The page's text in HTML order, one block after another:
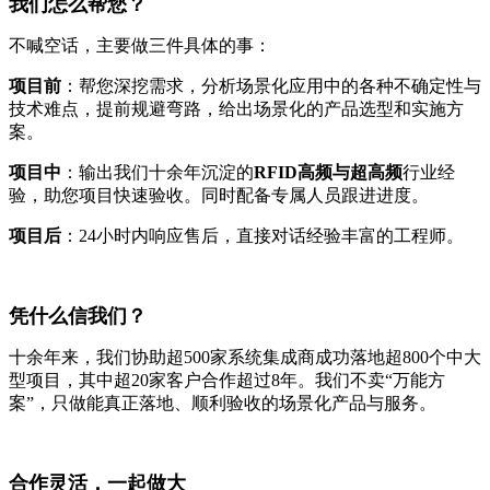
不喊空话，主要做三件具体的事：
项目前 ：帮您深挖需求，分析场景化应用中的各种不确定性与
技术难点，提前规避弯路，给出场景化的产品选型和实施方
案。
项目中 ：输出我们十余年沉淀的RFID高频与超高频行业经
验，助您项目快速验收。同时配备专属人员跟进进度。
项目后 ：24小时内响应售后，直接对话经验丰富的工程师。
凭什么信我们？
十余年来，我们协助超500家系统集成商成功落地超800个中大
型项目，其中超20家客户合作超过8年。我们不卖“万能方
案”，只做能真正落地、顺利验收的场景化产品与服务。
合作灵活，一起做大